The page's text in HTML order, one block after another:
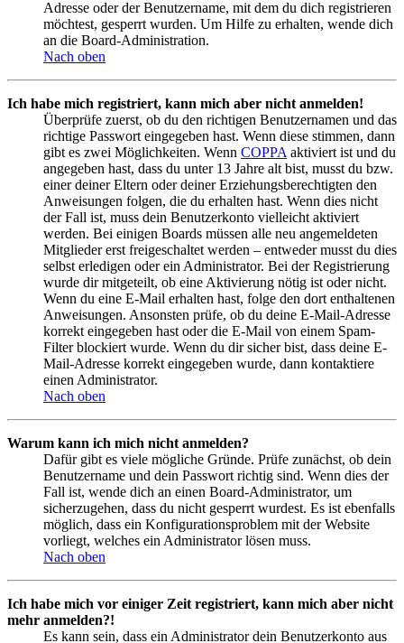
Adresse oder der Benutzername, mit dem du dich registrieren
möchtest, gesperrt wurden. Um Hilfe zu erhalten, wende dich
an die Board-Administration.
Nach oben
Ich habe mich registriert, kann mich aber nicht anmelden!
Überprüfe zuerst, ob du den richtigen Benutzernamen und das
richtige Passwort eingegeben hast. Wenn diese stimmen, dann
gibt es zwei Möglichkeiten. Wenn COPPA aktiviert ist und du
angegeben hast, dass du unter 13 Jahre alt bist, musst du bzw.
einer deiner Eltern oder deiner Erziehungsberechtigten den
Anweisungen folgen, die du erhalten hast. Wenn dies nicht
der Fall ist, muss dein Benutzerkonto vielleicht aktiviert
werden. Bei einigen Boards müssen alle neu angemeldeten
Mitglieder erst freigeschaltet werden – entweder musst du dies
selbst erledigen oder ein Administrator. Bei der Registrierung
wurde dir mitgeteilt, ob eine Aktivierung nötig ist oder nicht.
Wenn du eine E-Mail erhalten hast, folge den dort enthaltenen
Anweisungen. Ansonsten prüfe, ob du deine E-Mail-Adresse
korrekt eingegeben hast oder die E-Mail von einem Spam-
Filter blockiert wurde. Wenn du dir sicher bist, dass deine E-
Mail-Adresse korrekt eingegeben wurde, dann kontaktiere
einen Administrator.
Nach oben
Warum kann ich mich nicht anmelden?
Dafür gibt es viele mögliche Gründe. Prüfe zunächst, ob dein
Benutzername und dein Passwort richtig sind. Wenn dies der
Fall ist, wende dich an einen Board-Administrator, um
sicherzugehen, dass du nicht gesperrt wurdest. Es ist ebenfalls
möglich, dass ein Konfigurationsproblem mit der Website
vorliegt, welches ein Administrator lösen muss.
Nach oben
Ich habe mich vor einiger Zeit registriert, kann mich aber nicht
mehr anmelden?!
Es kann sein, dass ein Administrator dein Benutzerkonto aus